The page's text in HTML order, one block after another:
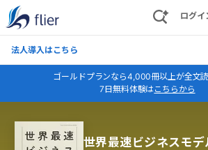
ログイ
法人導入はこちら
ゴールドプランなら4,000冊以上が全文読
7日無料体験はこちらから
世界最速ビジネスモデ